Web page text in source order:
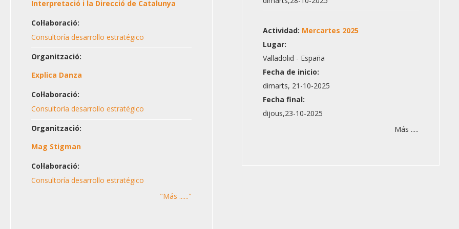
Interpretació i la Direcció de Catalunya
Col·laboració:
Consultoría desarrollo estratégico
Organització:
Explica Danza
Col·laboració:
Consultoría desarrollo estratégico
Organització:
Mag Stigman
Col·laboració:
Consultoría desarrollo estratégico
"Más ......"
Actividad: Mercartes 2025
Lugar:
Valladolid - España
Fecha de inicio:
dimarts, 21-10-2025
Fecha final:
dijous,23-10-2025
Más .....